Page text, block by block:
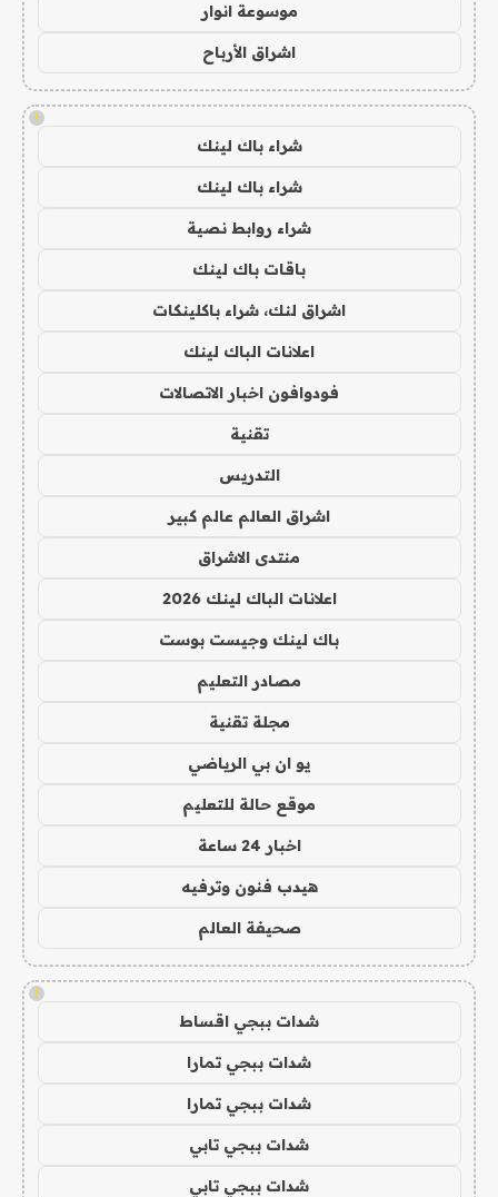
موسوعة انوار
اشراق الأرباح
!
شراء باك لينك
شراء باك لينك
شراء روابط نصية
باقات باك لينك
اشراق لنك، شراء باكلينكات
اعلانات الباك لينك
فودوافون اخبار الاتصالات
تقنية
التدريس
اشراق العالم عالم كبير
منتدى الاشراق
اعلانات الباك لينك 2026
باك لينك وجيست بوست
مصادر التعليم
مجلة تقنية
يو ان بي الرياضي
موقع حالة للتعليم
اخبار 24 ساعة
هيدب فنون وترفيه
صحيفة العالم
!
شدات ببجي اقساط
شدات ببجي تمارا
شدات ببجي تمارا
شدات ببجي تابي
شدات ببجي تابي